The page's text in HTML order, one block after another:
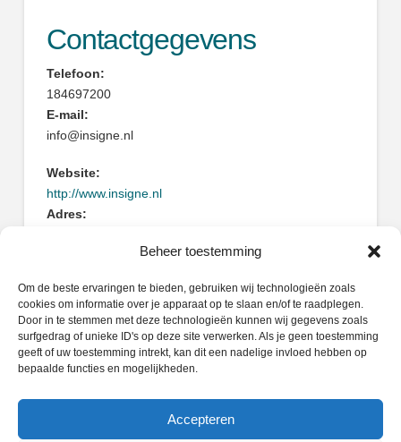
Beheer toestemming
Om de beste ervaringen te bieden, gebruiken wij technologieën zoals
cookies om informatie over je apparaat op te slaan en/of te raadplegen.
Door in te stemmen met deze technologieën kunnen wij gegevens zoals
surfgedrag of unieke ID's op deze site verwerken. Als je geen toestemming
geeft of uw toestemming intrekt, kan dit een nadelige invloed hebben op
bepaalde functies en mogelijkheden.
Accepteren
Contactgegevens
Telefoon:
184697200
E-mail:
info@insigne.nl
Website:
http://www.insigne.nl
Adres:
2971VP Bleskensgraaf
Zoeken